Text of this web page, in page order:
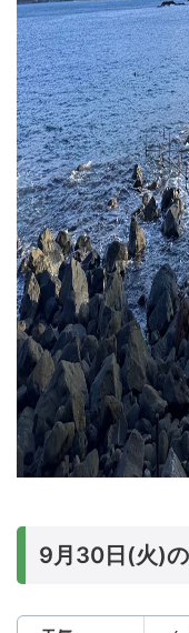
9月30日(火)